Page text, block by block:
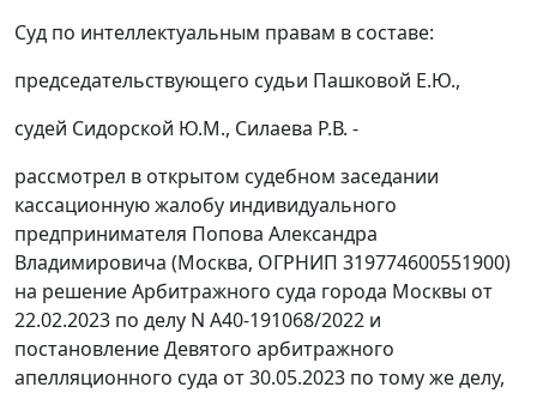
Суд по интеллектуальным правам в составе:
председательствующего судьи Пашковой Е.Ю.,
судей Сидорской Ю.М., Силаева Р.В. -
рассмотрел в открытом судебном заседании
кассационную жалобу индивидуального
предпринимателя Попова Александра
Владимировича (Москва, ОГРНИП 319774600551900)
на решение Арбитражного суда города Москвы от
22.02.2023 по делу N А40-191068/2022 и
постановление Девятого арбитражного
апелляционного суда от 30.05.2023 по тому же делу,